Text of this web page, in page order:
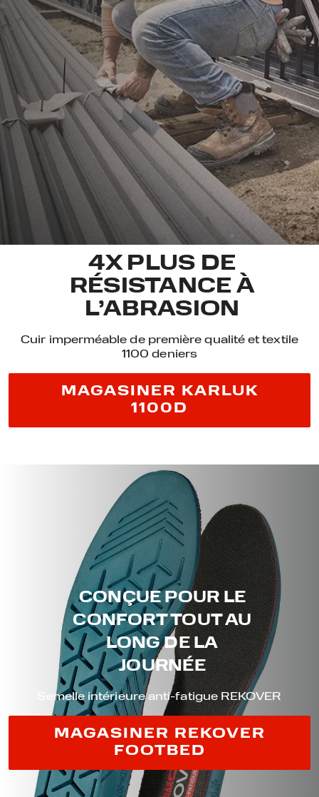
4X PLUS DE
RÉSISTANCE À
L’ABRASION
Cuir imperméable de première qualité et textile
1100 deniers
MAGASINER KARLUK
1100D
CONÇUE POUR LE
CONFORT TOUT AU
LONG DE LA
JOURNÉE
Semelle intérieure anti-fatigue REKOVER
MAGASINER REKOVER
FOOTBED